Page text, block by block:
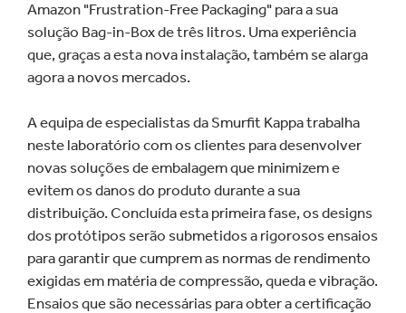
Amazon "Frustration-Free Packaging" para a sua
solução Bag-in-Box de três litros. Uma experiência
que, graças a esta nova instalação, também se alarga
agora a novos mercados.
A equipa de especialistas da Smurfit Kappa trabalha
neste laboratório com os clientes para desenvolver
novas soluções de embalagem que minimizem e
evitem os danos do produto durante a sua
distribuição. Concluída esta primeira fase, os designs
dos protótipos serão submetidos a rigorosos ensaios
para garantir que cumprem as normas de rendimento
exigidas em matéria de compressão, queda e vibração.
Ensaios que são necessárias para obter a certificação